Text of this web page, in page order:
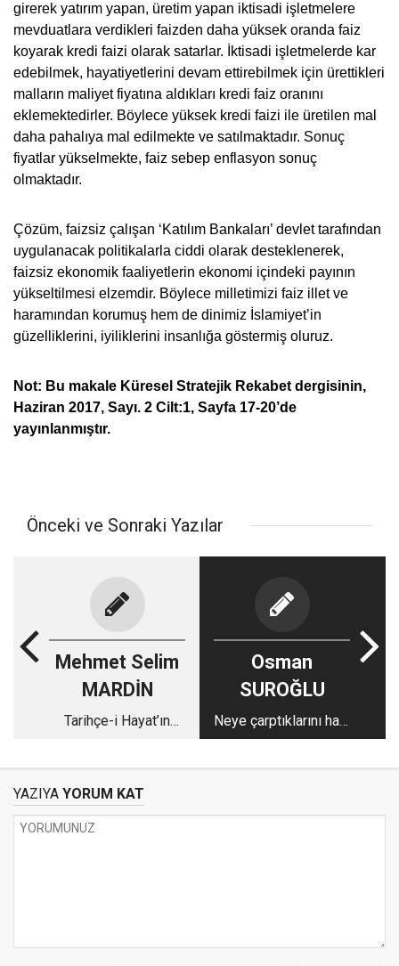
girerek yatırım yapan, üretim yapan iktisadi işletmelere
mevduatlara verdikleri faizden daha yüksek oranda faiz
koyarak kredi faizi olarak satarlar. İktisadi işletmelerde kar
edebilmek, hayatiyetlerini devam ettirebilmek için ürettikleri
malların maliyet fiyatına aldıkları kredi faiz oranını
eklemektedirler. Böylece yüksek kredi faizi ile üretilen mal
daha pahalıya mal edilmekte ve satılmaktadır. Sonuç
fiyatlar yükselmekte, faiz sebep enflasyon sonuç
olmaktadır.
Çözüm, faizsiz çalışan ‘Katılım Bankaları’ devlet tarafından
uygulanacak politikalarla ciddi olarak desteklenerek,
faizsiz ekonomik faaliyetlerin ekonomi içindeki payının
yükseltilmesi elzemdir. Böylece milletimizi faiz illet ve
haramından korumuş hem de dinimiz İslamiyet’in
güzelliklerini, iyiliklerini insanlığa göstermiş oluruz.
Not: Bu makale Küresel Stratejik Rekabet dergisinin,
Haziran 2017, Sayı. 2 Cilt:1, Sayfa 17-20’de
yayınlanmıştır.
Önceki ve Sonraki Yazılar
Mehmet Selim
MARDİN
Tarihçe-i Hayat’ın
Osman
SUROĞLU
Neye çarptıklarını hala
anlayamadılar
YAZIYA YORUM KAT